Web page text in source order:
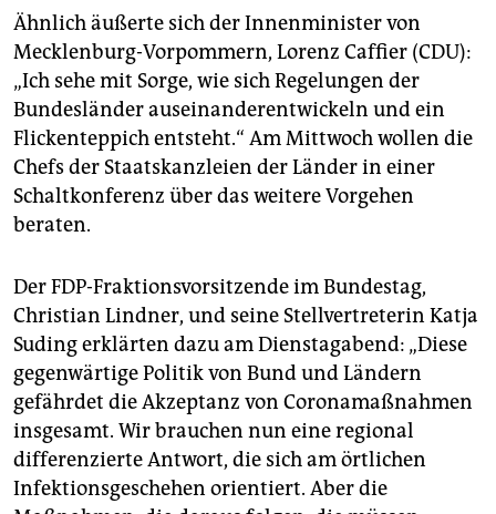
Ähnlich äußerte sich der Innenminister von
Mecklenburg-Vorpommern, Lorenz Caffier (CDU):
„Ich sehe mit Sorge, wie sich Regelungen der
Bundesländer auseinanderentwickeln und ein
Flickenteppich entsteht.“ Am Mittwoch wollen die
Chefs der Staatskanzleien der Länder in einer
Schaltkonferenz über das weitere Vorgehen
beraten.
Der FDP-Fraktionsvorsitzende im Bundestag,
Christian Lindner, und seine Stellvertreterin Katja
Suding erklärten dazu am Dienstagabend: „Diese
gegenwärtige Politik von Bund und Ländern
gefährdet die Akzeptanz von Coronamaßnahmen
insgesamt. Wir brauchen nun eine regional
differenzierte Antwort, die sich am örtlichen
Infektionsgeschehen orientiert. Aber die